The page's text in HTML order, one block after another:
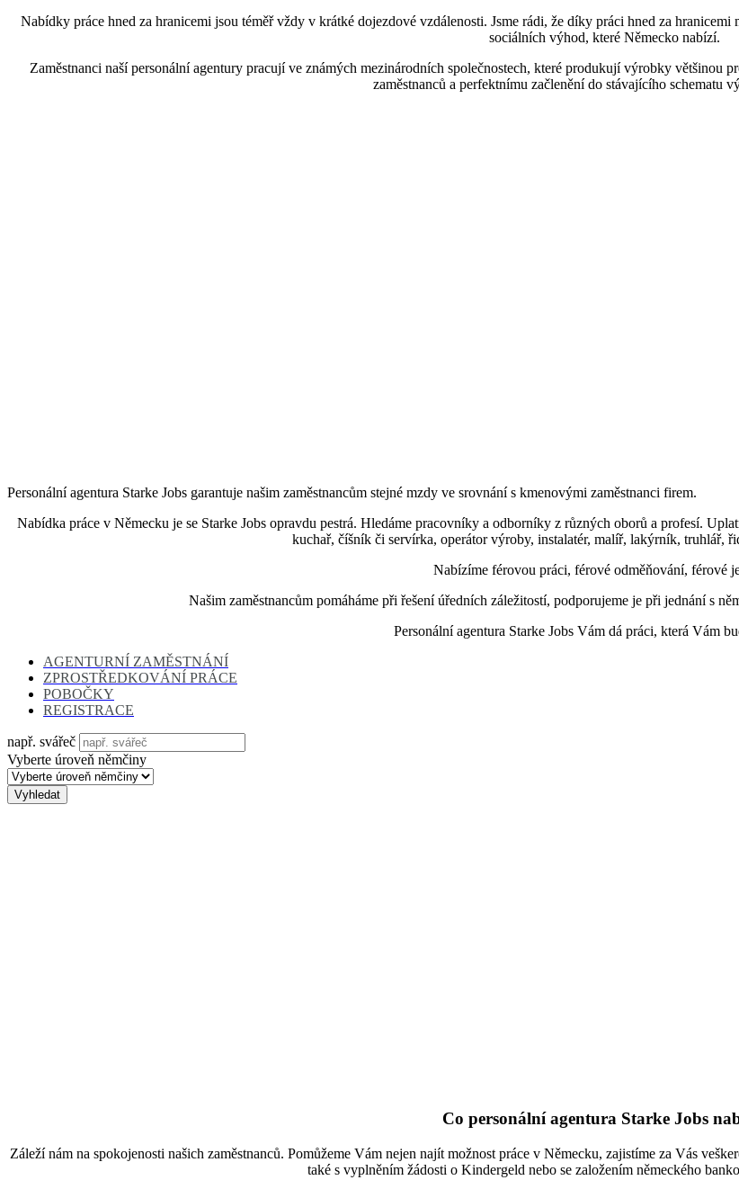
Nabídky práce hned za hranicemi jsou téměř vždy v krátké dojezdové vzdálenosti. Jsme rádi, že díky práci hned za
sociálních výhod, které Německo nabízí.
Zaměstnanci naší personální agentury pracují ve známých mezinárodních společnostech, které produkují výrobky
zaměstnanců a perfektnímu začlenění do stávajícího schematu
Personální agentura Starke Jobs garantuje našim zaměstnancům stejné mzdy ve srovnání s kmenovými zaměstnanci firem.
Nabídka práce v Německu je se Starke Jobs opravdu pestrá. Hledáme pracovníky a odborníky z různých oborů a profesí.
kuchař, číšník či servírka, operátor výroby, instalatér, malíř, lakýrník, truhlář,
Nabízíme férovou práci, férové odměňování, férové
Našim zaměstnancům pomáháme při řešení úředních záležitostí, podporujeme je při jednání s
Personální agentura Starke Jobs Vám dá práci, která Vám
AGENTURNÍ ZAMĚSTNÁNÍ
ZPROSTŘEDKOVÁNÍ PRÁCE
POBOČKY
REGISTRACE
např. svářeč
Vyberte úroveň němčiny
Vyhledat
Co personální agentura Starke Jobs
Záleží nám na spokojenosti našich zaměstnanců. Pomůžeme Vám nejen najít možnost práce v Německu, zajistíme za Vás
také s vyplněním žádosti o Kindergeld nebo se založením německého